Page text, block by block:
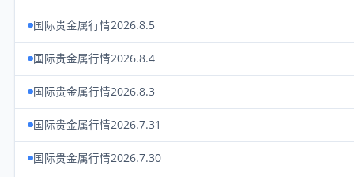
国际贵金属行情2026.8.5
国际贵金属行情2026.8.4
国际贵金属行情2026.8.3
国际贵金属行情2026.7.31
国际贵金属行情2026.7.30